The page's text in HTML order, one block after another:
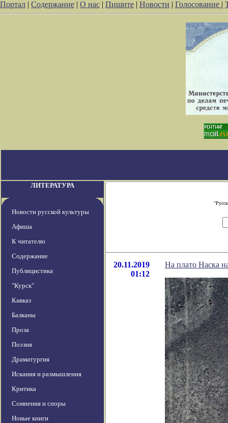
Портал | Содержание | О нас | Пишите | Новости | Голосование |
ЛИТЕРАТУРА
Новости русской культуры
Афиша
К читателю
Содержание
Публицистика
"Курск"
Кавказ
Балканы
Проза
Поэзия
Драматургия
Искания и размышления
Критика
Сомнения и споры
Новые книги
20.11.2019
01:12
На плато Наска